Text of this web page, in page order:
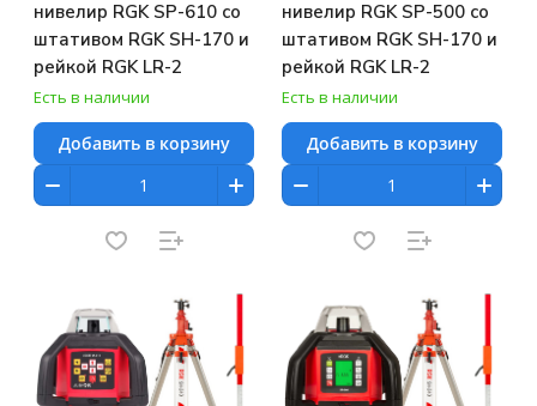
нивелир RGK SP-610 со
штативом RGK SH-170 и
рейкой RGK LR-2
Есть в наличии
Добавить в корзину
нивелир RGK SP-500 со
штативом RGK SH-170 и
рейкой RGK LR-2
Есть в наличии
Добавить в корзину